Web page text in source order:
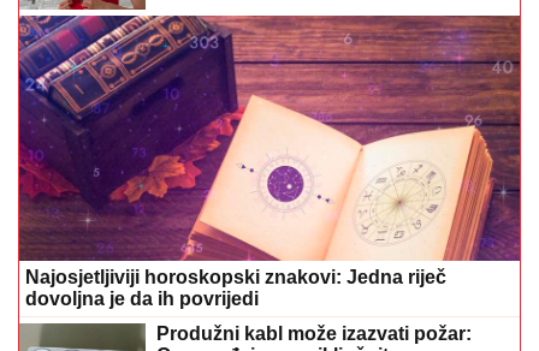
Najosjetljiviji horoskopski znakovi: Jedna riječ
dovoljna je da ih povrijedi
Produžni kabl može izazvati požar: